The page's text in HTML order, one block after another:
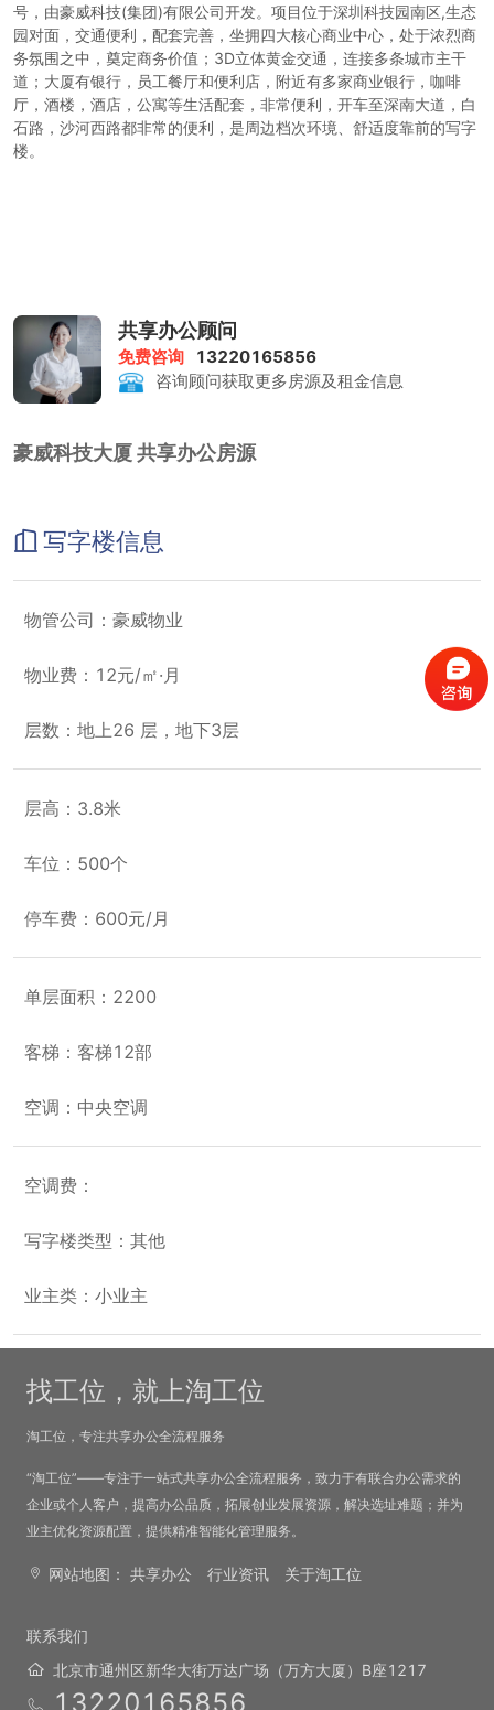
号，由豪威科技(集团)有限公司开发。项目位于深圳科技园南区,生态
园对面，交通便利，配套完善，坐拥四大核心商业中心，处于浓烈商
务氛围之中，奠定商务价值；3D立体黄金交通，连接多条城市主干
道；大厦有银行，员工餐厅和便利店，附近有多家商业银行，咖啡
厅，酒楼，酒店，公寓等生活配套，非常便利，开车至深南大道，白
石路，沙河西路都非常的便利，是周边档次环境、舒适度靠前的写字
楼。
共享办公顾问
免费咨询
13220165856
咨询顾问获取更多房源及租金信息
豪威科技大厦 共享办公房源
写字楼信息
物管公司：豪威物业
物业费：12元/㎡·月
层数：地上26 层，地下3层
层高：3.8米
车位：500个
停车费：600元/月
单层面积：2200
客梯：客梯12部
空调：中央空调
空调费：
写字楼类型：其他
业主类：小业主
找工位，就上淘工位
淘工位，专注共享办公全流程服务
“淘工位”——专注于一站式共享办公全流程服务，致力于有联合办公需求的
企业或个人客户，提高办公品质，拓展创业发展资源，解决选址难题；并为
业主优化资源配置，提供精准智能化管理服务。
网站地图： 共享办公 行业资讯 关于淘工位
联系我们
北京市通州区新华大街万达广场（万方大厦）B座1217
13220165856